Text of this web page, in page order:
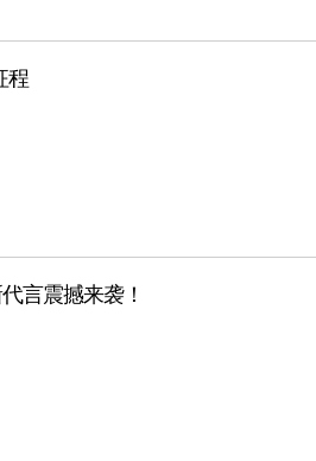
程
言震撼来袭！